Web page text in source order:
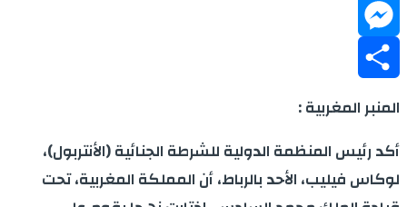
Telegram
Messenger
Share
المنبر المغربية :
أكد رئيس المنظمة الدولية للشرطة الجنائية (الأنتربول)،
لوكاس فيليب، الأحد بالرباط، أن المملكة المغربية، تحت